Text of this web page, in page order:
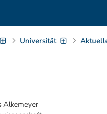
Universität
Alkemeyer